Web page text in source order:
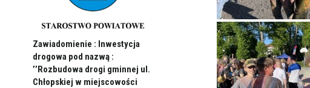
Zawiadomienie : Inwestycja
drogowa pod nazwą :
’’Rozbudowa drogi gminnej ul.
Chłopskiej w miejscowości